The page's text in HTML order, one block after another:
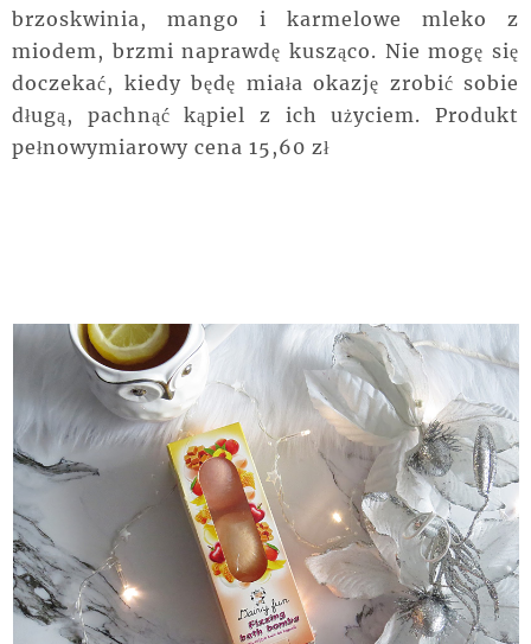
brzoskwinia, mango i karmelowe mleko z
miodem, brzmi naprawdę kusząco. Nie mogę się
doczekać, kiedy będę miała okazję zrobić sobie
długą, pachnąć kąpiel z ich użyciem. Produkt
pełnowymiarowy cena 15,60 zł